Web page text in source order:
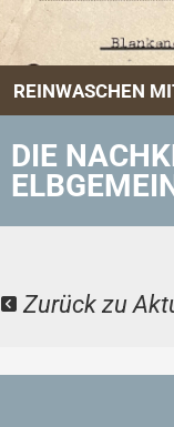
REINWASCHEN
DIE
Zurück zu